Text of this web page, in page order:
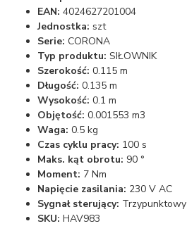
EAN: 4024627201004
Jednostka: szt
Serie: CORONA
Typ produktu: SIŁOWNIK
Szerokość: 0.115 m
Długość: 0.135 m
Wysokość: 0.1 m
Objętość: 0.001553 m3
Waga: 0.5 kg
Czas cyklu pracy: 100 s
Maks. kąt obrotu: 90 °
Moment: 7 Nm
Napięcie zasilania: 230 V AC
Sygnał sterujący: Trzypunktowy
SKU: HAV983